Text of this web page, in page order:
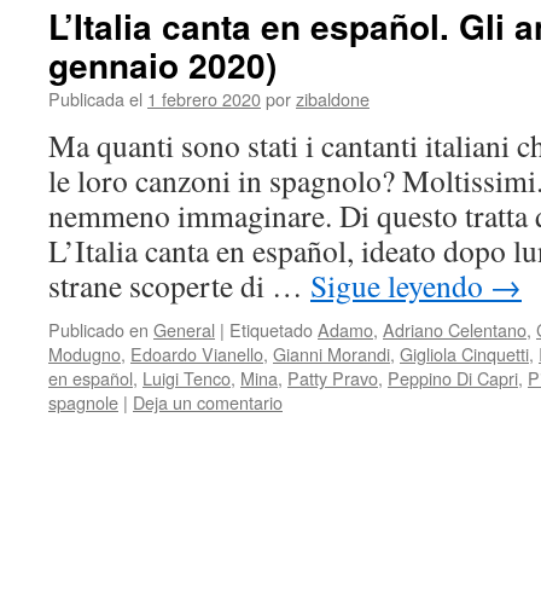
L’Italia canta en español. Gli
gennaio 2020)
Publicada el 1 febrero 2020porzibaldone
Ma quanti sono stati i cantanti italiani
le loro canzoni in spagnolo?
nemmeno immaginare. Di questo tratta
L’Italia canta en español, ideato dopo
strane scoperte di … Sigue leyendo →
Publicado en General | EtiquetadoAdamo, Adriano Celentano,
Modugno, Edoardo Vianello, Gianni Morandi, Gigliola Cinquetti,
en español, Luigi Tenco, Mina, Patty Pravo, Peppino Di Capri,
spagnole | Deja un comentario